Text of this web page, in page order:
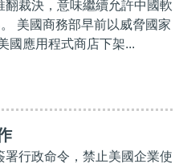
裁決，意味繼續允許中國軟
美國商務部早前以威脅國家
國應用程式商店下架...
行政命令，禁止美國企業使